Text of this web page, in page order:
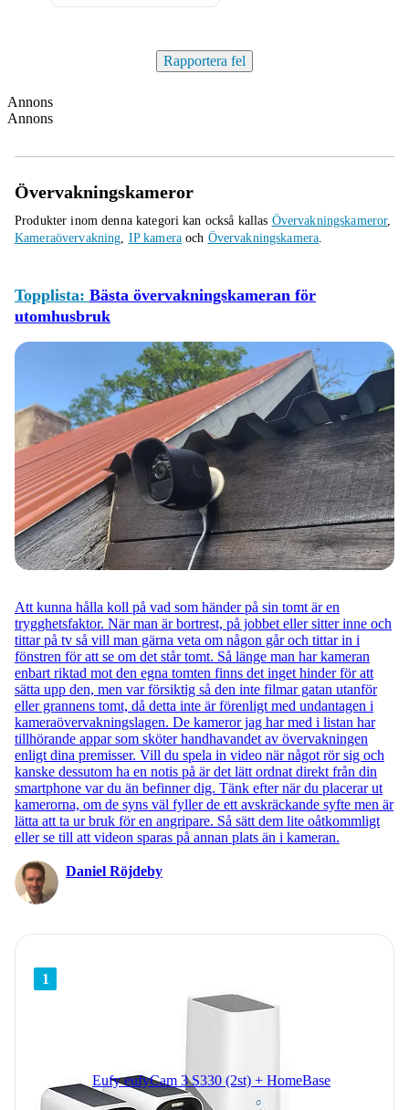
Rapportera fel
Annons
Annons
Övervakningskameror
Produkter inom denna kategori kan också kallas Övervakningskameror,
Kameraövervakning, IP kameraoch Övervakningskamera.
Topplista: Bästa övervakningskameran för
utomhusbruk
Att kunna hålla koll på vad som händer på sin tomt är en
trygghetsfaktor. När man är bortrest, på jobbet eller sitter inne och
tittar på tv så vill man gärna veta om någon går och tittar in i
fönstren för att se om det står tomt. Så länge man har kameran
enbart riktad mot den egna tomten finns det inget hinder för att
sätta upp den, men var försiktig så den inte filmar gatan utanför
eller grannens tomt, då detta inte är förenligt med undantagen i
kameraövervakningslagen. De kameror jag har med i listan har
tillhörande appar som sköter handhavandet av övervakningen
enligt dina premisser. Vill du spela in video när något rör sig och
kanske dessutom ha en notis på är det lätt ordnat direkt från din
smartphone var du än befinner dig. Tänk efter när du placerar ut
kamerorna, om de syns väl fyller de ett avskräckande syfte men är
lätta att ta ur bruk för en angripare. Så sätt dem lite oåtkommligt
eller se till att videon sparas på annan plats än i kameran.
Daniel Röjdeby
1
Eufy eufyCam 3 S330 (2st) + HomeBase